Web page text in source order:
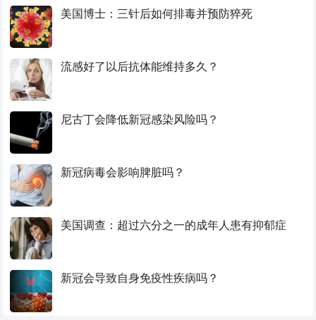
美国博士：三针后如何排毒并预防猝死
流感好了以后抗体能维持多久？
尼古丁会降低新冠感染风险吗？
新冠病毒会影响脾脏吗？
美国调查：超过六分之一的成年人患有抑郁症
新冠会导致自身免疫性疾病吗？